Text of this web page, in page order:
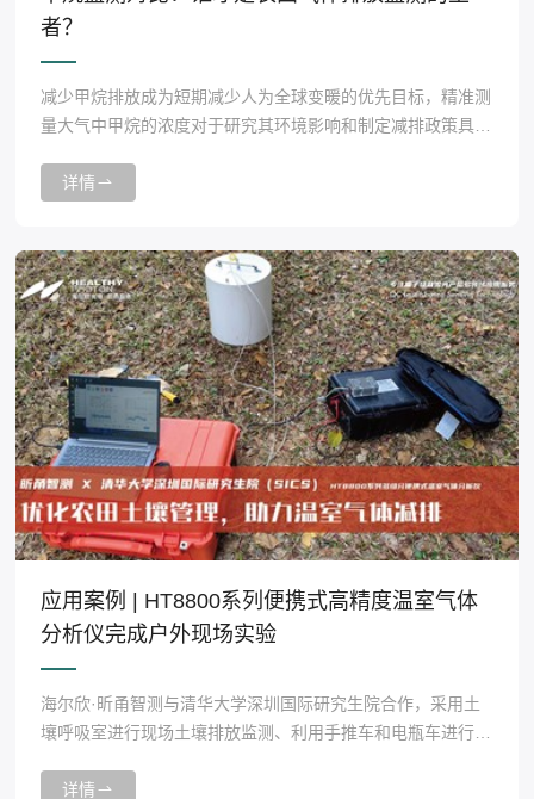
者？
减少甲烷排放成为短期减少人为全球变暖的优先目标，精准测
量大气中甲烷的浓度对于研究其环境影响和制定减排政策具有
分析仪与另一款成熟的商用甲烷分析仪的性能。通过对比两款
详情
应用案例 | HT8800系列便携式高精度温室气体
分析仪完成户外现场实验
海尔欣·昕甬智测与清华大学深圳国际研究生院合作，采用土
壤呼吸室进行现场土壤排放监测、利用手推车和电瓶车进行移
现场实验。
详情